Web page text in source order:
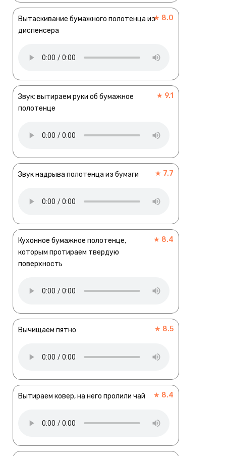
Вытаскивание бумажного полотенца из
диспенсера
★ 8.0
Звук: вытираем руки об бумажное
полотенце
★ 9.1
Звук надрыва полотенца из бумаги ★ 7.7
Кухонное бумажное полотенце,
которым протираем твердую
поверхность
★ 8.4
Вычищаем пятно ★ 8.5
Вытираем ковер, на него пролили чай ★ 8.4